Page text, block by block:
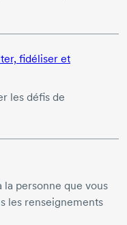
fidéliser et
les défis de
la personne que vous
les renseignements